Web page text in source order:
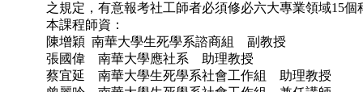
之規定，有意報考社工師者必須修必六大專業領域15
本課程師資：
陳增穎 南華大學生死學系諮商組 副教授
張國偉 南華大學應社系 助理教授
蔡宜延 南華大學生死學系社會工作組 助理教授